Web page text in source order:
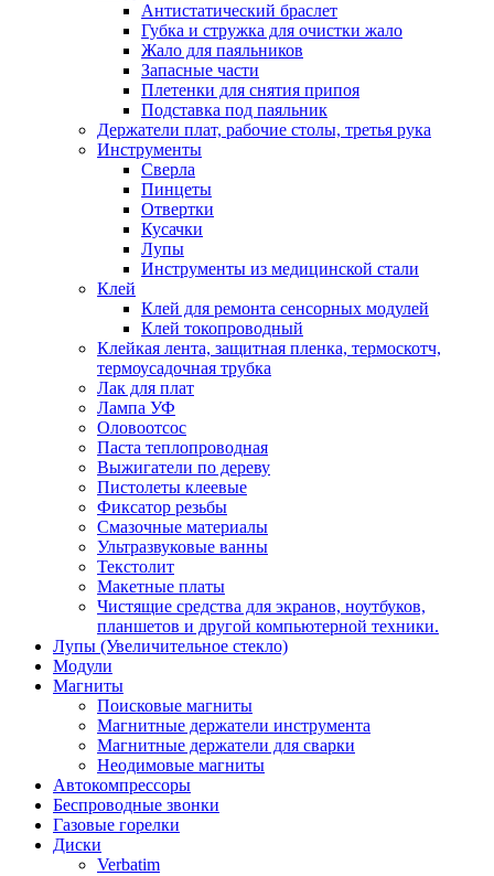
Антистатический браслет
Губка и стружка для очистки жало
Жало для паяльников
Запасные части
Плетенки для снятия припоя
Подставка под паяльник
Держатели плат, рабочие столы, третья рука
Инструменты
Сверла
Пинцеты
Отвертки
Кусачки
Лупы
Инструменты из медицинской стали
Клей
Клей для ремонта сенсорных модулей
Клей токопроводный
Клейкая лента, защитная пленка, термоскотч,
термоусадочная трубка
Лак для плат
Лампа УФ
Оловоотсос
Паста теплопроводная
Выжигатели по дереву
Пистолеты клеевые
Фиксатор резьбы
Смазочные материалы
Ультразвуковые ванны
Текстолит
Макетные платы
Чистящие средства для экранов, ноутбуков,
планшетов и другой компьютерной техники.
Лупы (Увеличительное стекло)
Модули
Магниты
Поисковые магниты
Магнитные держатели инструмента
Магнитные держатели для сварки
Неодимовые магниты
Автокомпрессоры
Беспроводные звонки
Газовые горелки
Диски
Verbatim